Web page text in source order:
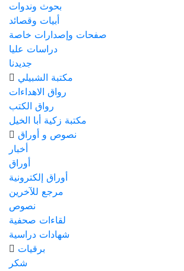
بحوث وندوات
أبيات وقصائد
صفحات وإصدارات خاصة
دراسات عليا
جديدنا
مكتبة الشبيلي
رواق الاهداءات
رواق الكتب
مكتبة زكية أبا الخيل
نصوص و أوراق
أخبار
أوراق
أوراق إلكترونية
مرجع للآخرين
نصوص
لقاءات صحفية
شهادات دراسية
برقيات
شكر